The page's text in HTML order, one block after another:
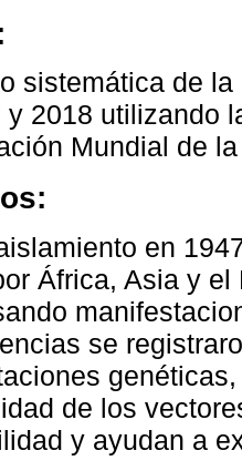
sistemática de
y 2018 utilizando
Mundial de
en
África, Asia y
se
de los
y ayudan a